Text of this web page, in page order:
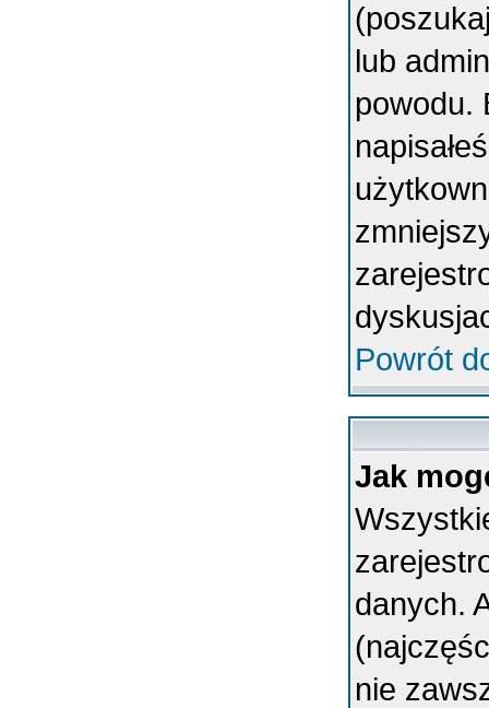
lub
powodu.
Powrót
Jak
danych.
nie